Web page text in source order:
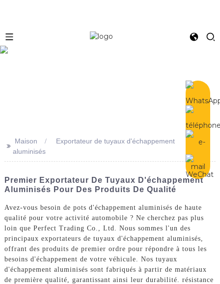
>> Maison
Exportateur de tuyaux d'échappement
aluminisés
Premier Exportateur De Tuyaux D'échappement
Aluminisés Pour Des Produits De Qualité
Avez-vous besoin de pots d'échappement aluminisés de haute
qualité pour votre activité automobile ? Ne cherchez pas plus
loin que Perfect Trading Co., Ltd. Nous sommes l'un des
principaux exportateurs de tuyaux d'échappement aluminisés,
offrant des produits de premier ordre pour répondre à tous les
besoins d'échappement de votre véhicule. Nos tuyaux
d'échappement aluminisés sont fabriqués à partir de matériaux
de première qualité, garantissant ainsi leur durabilité. résistance